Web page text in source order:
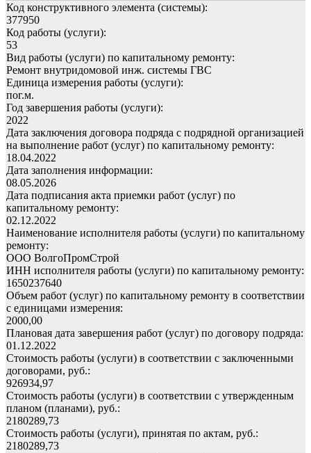
Код конструктивного элемента (системы):
377950
Код работы (услуги):
53
Вид работы (услуги) по капитальному ремонту:
Ремонт внутридомовой инж. системы ГВС
Единица измерения работы (услуги):
пог.м.
Год завершения работы (услуги):
2022
Дата заключения договора подряда с подрядной организацией
на выполнение работ (услуг) по капитальному ремонту:
18.04.2022
Дата заполнения информации:
08.05.2026
Дата подписания акта приемки работ (услуг) по
капитальному ремонту:
02.12.2022
Наименование исполнителя работы (услуги) по капитальному
ремонту:
ООО ВолгоПромСтрой
ИНН исполнителя работы (услуги) по капитальному ремонту:
1650237640
Объем работ (услуг) по капитальному ремонту в соответствии
с единицами измерения:
2000,00
Плановая дата завершения работ (услуг) по договору подряда:
01.12.2022
Стоимость работы (услуги) в соответствии с заключенными
договорами, руб.:
926934,97
Стоимость работы (услуги) в соответствии с утвержденным
планом (планами), руб.:
2180289,73
Стоимость работы (услуги), принятая по актам, руб.:
2180289,73